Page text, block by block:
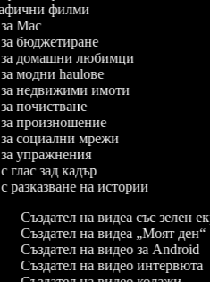
филми
Mac
за бюджетиране
за домашни любимци
за модни haulове
за недвижими имоти
почистване
за произношение
за социални мрежи
за упражнения
глас зад кадър
разказване на истории
Създател на видеа със зелен
Създател на видеа „Моят ден“
Създател на видео за Android
Създател на видео интервюта